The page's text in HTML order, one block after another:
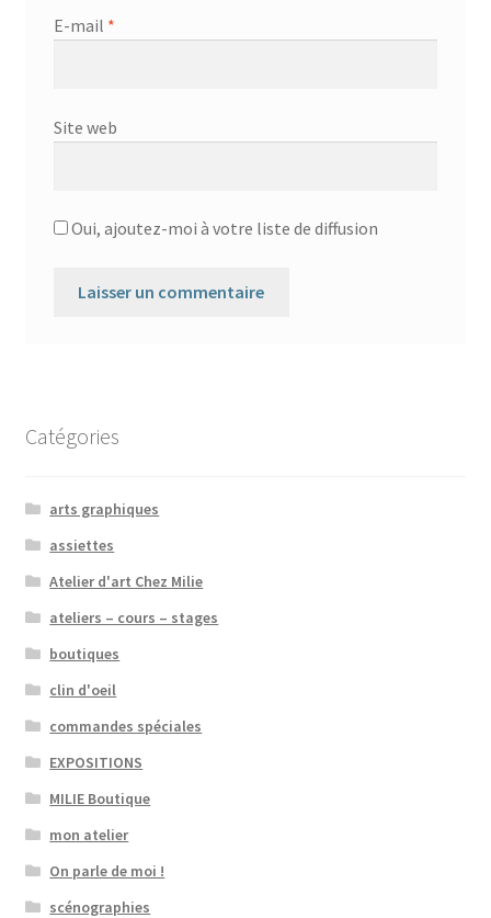
E-mail *
Site web
Oui, ajoutez-moi à votre liste de diffusion
Catégories
arts graphiques
assiettes
Atelier d'art Chez Milie
ateliers – cours – stages
boutiques
clin d'oeil
commandes spéciales
EXPOSITIONS
MILIE Boutique
mon atelier
On parle de moi !
scénographies